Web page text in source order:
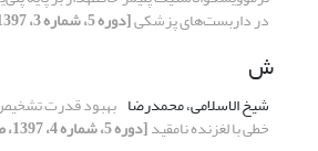
در داربست‌های پزشکی[دوره 5، شماره 3، 1397، صفحه 32-43]
ش
شیخ الاسلامی، محمدرضا بهبود قدرت
خطی با لغزنده نامقید[دوره 5، شماره 4، 1397، صفحه 1-12]